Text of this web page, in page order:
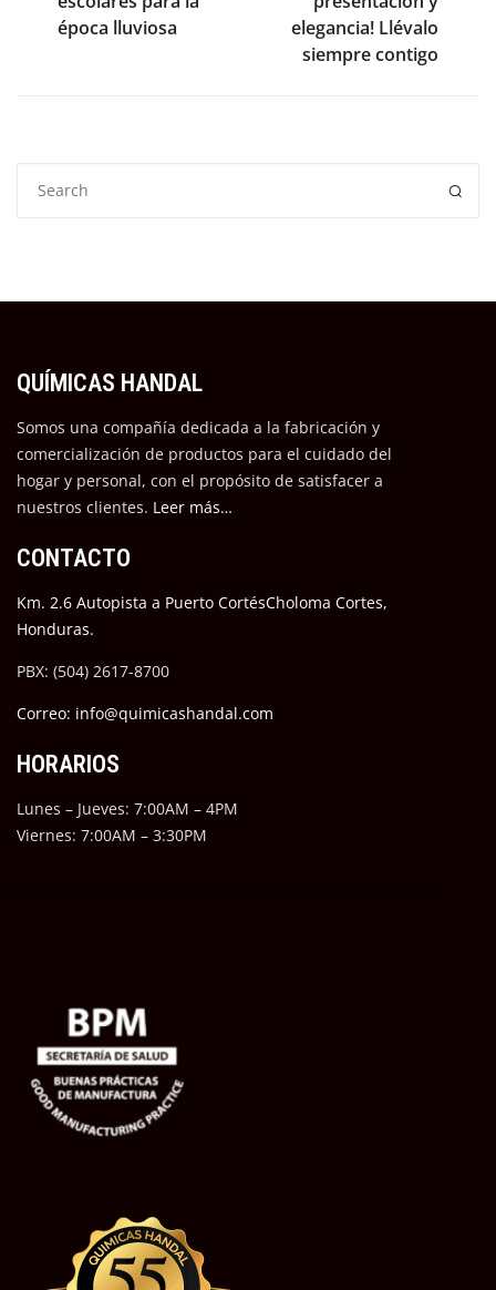
época lluviosa
elegancia! Llévalo
siempre contigo
QUÍMICAS HANDAL
Somos una compañía dedicada a la fabricación y
comercialización de productos para el cuidado del
hogar y personal, con el propósito de satisfacer a
nuestros clientes. Leer más…
CONTACTO
Km. 2.6 Autopista a Puerto CortésCholoma Cortes,
Honduras.
PBX: (504) 2617-8700
Correo: info@quimicashandal.com
HORARIOS
Lunes – Jueves: 7:00AM – 4PM
Viernes: 7:00AM – 3:30PM